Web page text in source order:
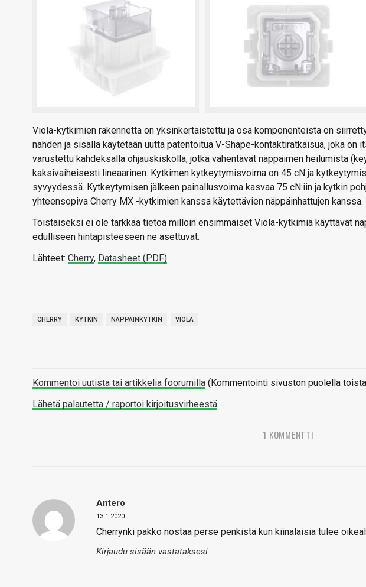
Viola-kytkimien rakennetta on yksinkertaistettu ja osa komponenteista on
nähden ja sisällä käytetään uutta patentoitua V-Shape-kontaktiratkaisua, joka on
varustettu kahdeksalla ohjauskiskolla, jotka vähentävät näppäimen heilumista
kaksivaiheisesti lineaarinen. Kytkimen kytkeytymisvoima on 45 cN ja
syvyydessä. Kytkeytymisen jälkeen painallusvoima kasvaa 75 cN:iin ja kytkin
yhteensopiva Cherry MX -kytkimien kanssa käytettävien näppäinhattujen kanssa.
Toistaiseksi ei ole tarkkaa tietoa milloin ensimmäiset Viola-kytkimiä käyttävät
edulliseen hintapisteeseen ne asettuvat.
Lähteet: Cherry, Datasheet (PDF)
CHERRY KYTKIN NÄPPÄINKYTKIN VIOLA
Kommentoi uutista tai artikkelia foorumilla (Kommentointi sivuston puolella
Lähetä palautetta / raportoi kirjoitusvirheestä
1 KOMMENTTI
Antero
13.1.2020
Cherrynki pakko nostaa perse penkistä kun kiinalaisia tulee
Kirjaudu sisään vastataksesi